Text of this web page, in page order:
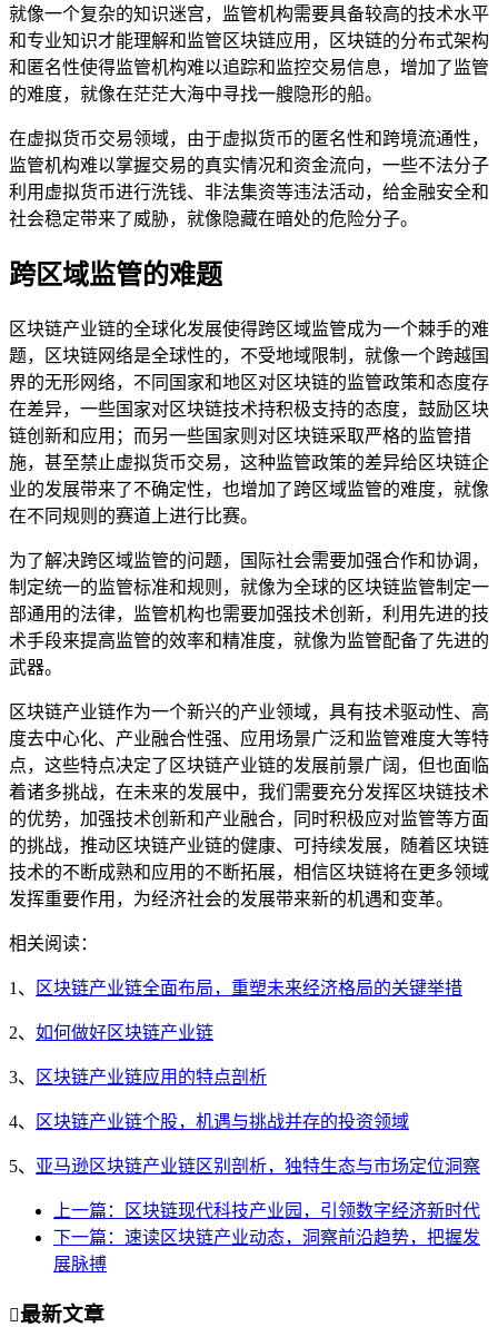
就像一个复杂的知识迷宫，监管机构需要具备较高的技术水平
和专业知识才能理解和监管区块链应用，区块链的分布式架构
和匿名性使得监管机构难以追踪和监控交易信息，增加了监管
的难度，就像在茫茫大海中寻找一艘隐形的船。
在虚拟货币交易领域，由于虚拟货币的匿名性和跨境流通性，
监管机构难以掌握交易的真实情况和资金流向，一些不法分子
利用虚拟货币进行洗钱、非法集资等违法活动，给金融安全和
社会稳定带来了威胁，就像隐藏在暗处的危险分子。
跨区域监管的难题
区块链产业链的全球化发展使得跨区域监管成为一个棘手的难
题，区块链网络是全球性的，不受地域限制，就像一个跨越国
界的无形网络，不同国家和地区对区块链的监管政策和态度存
在差异，一些国家对区块链技术持积极支持的态度，鼓励区块
链创新和应用；而另一些国家则对区块链采取严格的监管措
施，甚至禁止虚拟货币交易，这种监管政策的差异给区块链企
业的发展带来了不确定性，也增加了跨区域监管的难度，就像
在不同规则的赛道上进行比赛。
为了解决跨区域监管的问题，国际社会需要加强合作和协调，
制定统一的监管标准和规则，就像为全球的区块链监管制定一
部通用的法律，监管机构也需要加强技术创新，利用先进的技
术手段来提高监管的效率和精准度，就像为监管配备了先进的
武器。
区块链产业链作为一个新兴的产业领域，具有技术驱动性、高
度去中心化、产业融合性强、应用场景广泛和监管难度大等特
点，这些特点决定了区块链产业链的发展前景广阔，但也面临
着诸多挑战，在未来的发展中，我们需要充分发挥区块链技术
的优势，加强技术创新和产业融合，同时积极应对监管等方面
的挑战，推动区块链产业链的健康、可持续发展，随着区块链
技术的不断成熟和应用的不断拓展，相信区块链将在更多领域
发挥重要作用，为经济社会的发展带来新的机遇和变革。
相关阅读：
1、 区块链产业链全面布局，重塑未来经济格局的关键举措
2、 如何做好区块链产业链
3、 区块链产业链应用的特点剖析
4、 区块链产业链个股，机遇与挑战并存的投资领域
5、 亚马逊区块链产业链区别剖析，独特生态与市场定位洞察
上一篇：区块链现代科技产业园，引领数字经济新时代
下一篇：速读区块链产业动态，洞察前沿趋势，把握发
展脉搏
最新文章